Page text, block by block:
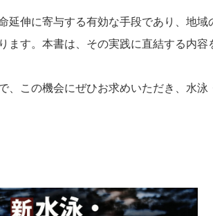
延伸に寄与する有効な手段であり、地
ます。本書は、その実践に直結する内
この機会にぜひお求めいただき、水泳